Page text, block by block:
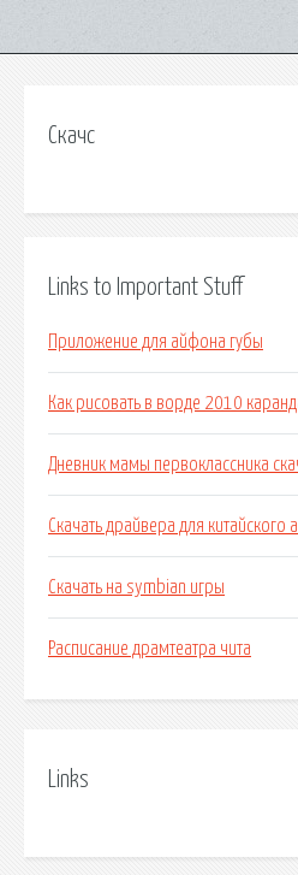
Скачс
Links to Important Stuff
Приложение для айфона губы
Как рисовать в ворде 2010
Дневник мамы первоклассника
Скачать драйвера для китайского
Скачать на symbian игры
Расписание драмтеатра чита
Links